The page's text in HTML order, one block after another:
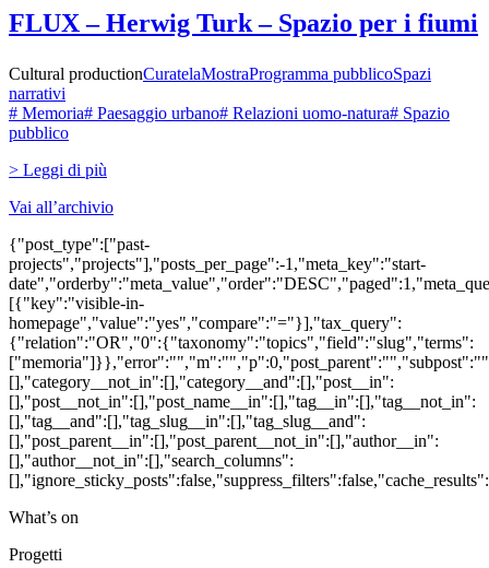
FLUX – Herwig Turk – Spazio per i fiumi
Cultural productionCuratelaMostraProgramma pubblicoSpazi
narrativi
# Memoria# Paesaggio urbano# Relazioni uomo-natura# Spazio
pubblico
> Leggi di più
Vai all’archivio
{"post_type":["past-
projects","projects"],"posts_per_page":-1,"meta_key":"start-
[{"key":"visible-in-
homepage","value":"yes","compare":"="}],"tax_query":
{"relation":"OR","0":{"taxonomy":"topics","field":"slug","terms":
[],"category__not_in":[],"category__and":[],"post__in":
[],"post__not_in":[],"post_name__in":[],"tag__in":[],"tag__not_in":
[],"tag__and":[],"tag_slug__in":[],"tag_slug__and":
[],"post_parent__in":[],"post_parent__not_in":[],"author__in":
[],"author__not_in":[],"search_columns":
What’s on
Progetti